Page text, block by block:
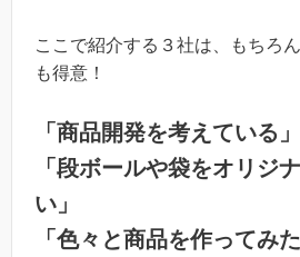
ここで紹介する３社は、もちろ
も得意！
「商品開発を考えている」
「段ボールや袋をオリジ
い」
「色々と商品を作ってみ